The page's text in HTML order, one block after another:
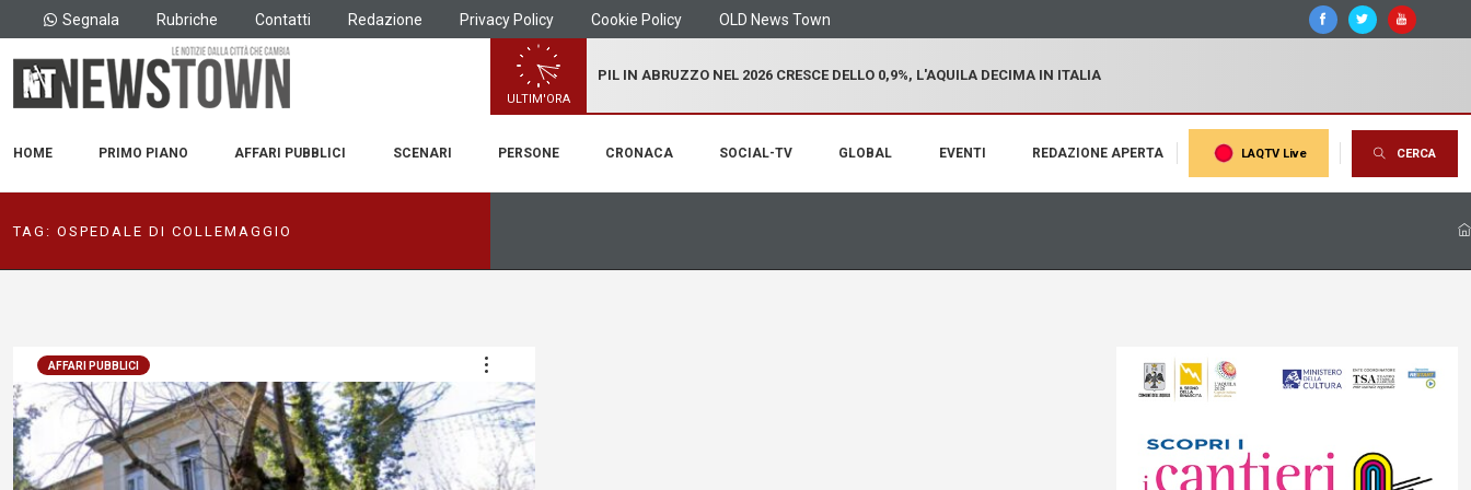
Segnala Rubriche Contatti Redazione Privacy Policy Cookie Policy OLD News Town
ULTIM'ORA
PIL IN ABRUZZO NEL 2026 CRESCE DELLO 0,9%, L'AQUILA DECIMA IN ITALIA
HOME PRIMO PIANO AFFARI PUBBLICI SCENARI PERSONE CRONACA SOCIAL-TV GLOBAL EVENTI REDAZIONE APERTA LAQTV Live CERCA
TAG: OSPEDALE DI COLLEMAGGIO
AFFARI PUBBLICI